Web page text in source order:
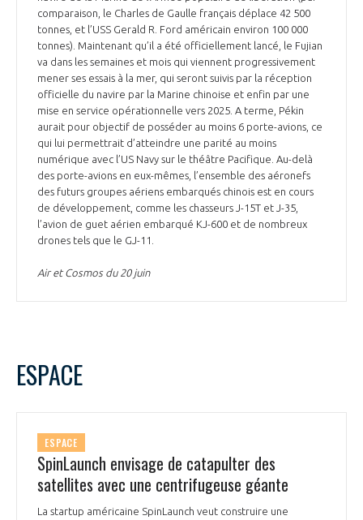
comparaison, le Charles de Gaulle français déplace 42 500
tonnes, et l’USS Gerald R. Ford américain environ 100 000
tonnes). Maintenant qu’il a été officiellement lancé, le Fujian
va dans les semaines et mois qui viennent progressivement
mener ses essais à la mer, qui seront suivis par la réception
officielle du navire par la Marine chinoise et enfin par une
mise en service opérationnelle vers 2025. A terme, Pékin
aurait pour objectif de posséder au moins 6 porte-avions, ce
qui lui permettrait d’atteindre une parité au moins
numérique avec l’US Navy sur le théâtre Pacifique. Au-delà
des porte-avions en eux-mêmes, l’ensemble des aéronefs
des futurs groupes aériens embarqués chinois est en cours
de développement, comme les chasseurs J-15T et J-35,
l’avion de guet aérien embarqué KJ-600 et de nombreux
drones tels que le GJ-11.
Air et Cosmos du 20 juin
ESPACE
ESPACE
SpinLaunch envisage de catapulter des
satellites avec une centrifugeuse géante
La startup américaine SpinLaunch veut construire une